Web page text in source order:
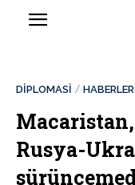
DİPLOMASİ HABERLER
Rusya-